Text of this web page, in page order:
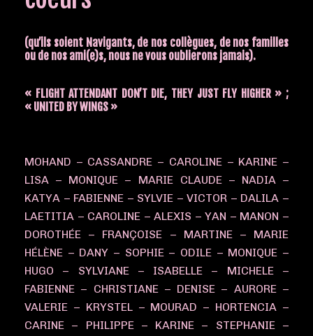
(qu’ils soient Navigants, de nos collègues, de nos familles
ou de nos ami(e)s, nous ne vous oublierons jamais).
« FLIGHT ATTENDANT DON’T DIE, THEY JUST FLY HIGHER » ;
« UNITED BY WINGS »
MOHAND – CASSANDRE – CAROLINE – KARINE –
LISA – MONIQUE – MARIE CLAUDE – NADIA –
KATYA – FABIENNE – SYLVIE – VICTOR – DALILA –
LAETITIA – CAROLINE – ALEXIS – YAN – MANON –
DOROTHÉE – FRANÇOISE – MARTINE – MARIE
HÉLÈNE – DANY – SOPHIE – ODILE – MONIQUE –
HUGO – SYLVIANE – ISABELLE – MICHELE –
FABIENNE – CHRISTIANE – DENISE – AURORE –
VALERIE – KRYSTEL – MOURAD – HORTENCIA –
CARINE – PHILIPPE – KARINE – STEPHANIE –